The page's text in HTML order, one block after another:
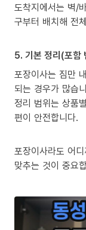
도착지에서는 벽/
구부터 배치해 전
5. 기본 정리(포함
포장이사는 짐만
되는 경우가 많습
정리 범위는 상품
편이 안전합니다.
포장이사라도 어
맞추는 것이 중요